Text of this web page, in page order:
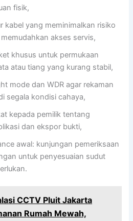
fisik,
kabel yang meminimalkan risiko
akses servis,
khusus untuk permukaan
atau tiang yang kurang stabil,
mode dan WDR agar rekaman
segala kondisi cahaya,
kepada pemilik tentang
dan ekspor bukti,
awal: kunjungan pemeriksaan
untuk penyesuaian sudut
CCTV Pluit Jakarta
Rumah Mewah,